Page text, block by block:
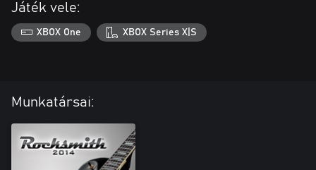
Játék vele:
XBOX One XBOX Series X|S
Munkatársai: